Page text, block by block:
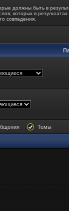
должны быть в
которых в
совпадения.
Темы